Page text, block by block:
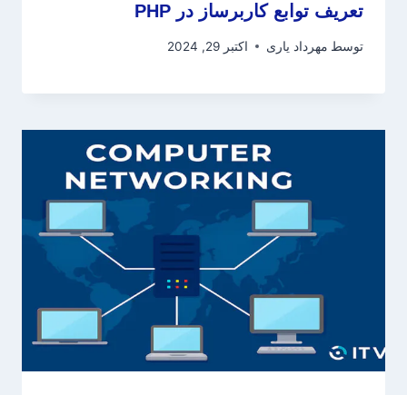
تعریف توابع کاربرساز در PHP
توسط مهرداد یاری اکتبر 29, 2024